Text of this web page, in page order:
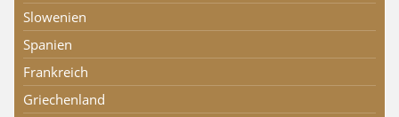
Slowenien
Spanien
Frankreich
Griechenland